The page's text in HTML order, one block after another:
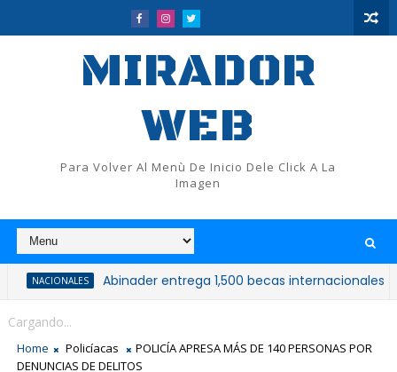
MIRADOR
WEB
Para Volver Al Menù De Inicio Dele Click A La
Imagen
Abinader entrega 1,500 becas internacionales y
Cargando...
Home Policíacas
POLICÍA APRESA MÁS DE 140 PERSONAS POR
DENUNCIAS DE DELITOS